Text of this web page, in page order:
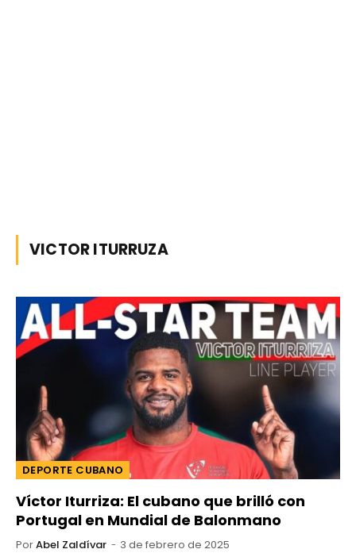
VICTOR ITURRUZA
DEPORTE CUBANO
Víctor Iturriza: El cubano que brilló con
Portugal en Mundial de Balonmano
PorAbel Zaldívar 3 de febrero de 2025